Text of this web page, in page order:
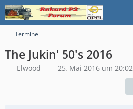
Termine
The Jukin' 50's 2016
Elwood 25. Mai 2016 um 20:02